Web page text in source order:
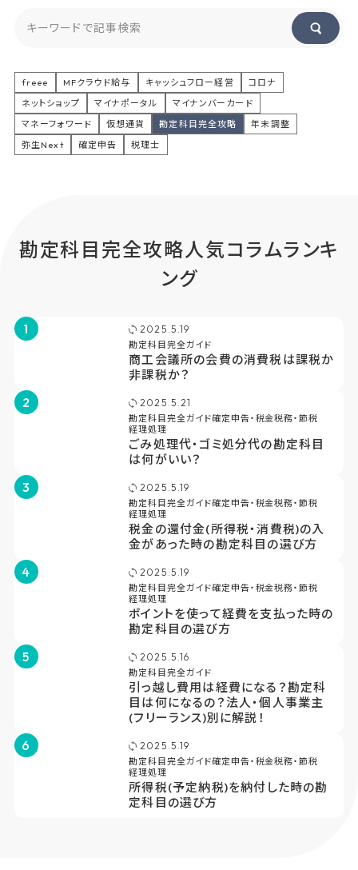
freee MFクラウド給与 キャッシュフロー経営
コロナ
ネットショップ
マイナポータル
マイナンバーカード
マネーフォワード
仮想通貨 勘定科目完全攻略
年末調整
弥生Next
確定申告 税理士
勘定科 目 完全攻略人気コラムラ ンキ
ング
1 2025.5.19
勘定科目完全ガイド
商工会議所の会費の消費税は課税か
非課税か？
2 2025.5.21
勘定科目完全ガイド確定申告・税金税務・節税
経理処理
ごみ処理代・ゴミ処分代の勘定科目
は何がいい？
3 2025.5.19
勘定科目完全ガイド確定申告・税金税務・節税
経理処理
税金の還付金(所得税・消費税)の入
金があった時の勘定科目の選び方
4 2025.5.19
勘定科目完全ガイド確定申告・税金税務・節税
経理処理
ポイントを使って経費を支払った時の
勘定科目の選び方
5 2025.5.16
勘定科目完全ガイド
引っ越し費用は経費になる？勘定科
目は何になるの？法人・個人事業主
(フリーランス)別に解説！
6 2025.5.19
勘定科目完全ガイド確定申告・税金税務・節税
経理処理
所得税(予定納税)を納付した時の勘
定科目の選び方